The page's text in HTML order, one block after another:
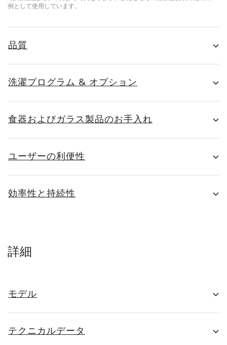
例として使用しています。
品質
洗濯プログラム & オプション
食器およびガラス製品のお手入れ
ユーザーの利便性
効率性と持続性
詳細
モデル
テクニカルデータ